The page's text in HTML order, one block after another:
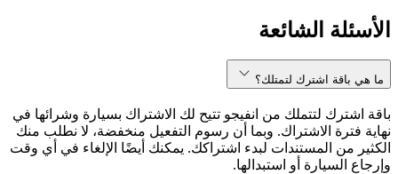
الأسئلة الشائعة
ما هي باقة اشترك لتمتلك؟
باقة اشترك لتتملك من انفيجو تتيح لك الاشتراك بسيارة وشرائها في
نهاية فترة الاشتراك. وبما أن رسوم التفعيل منخفضة، لا نطلب منك
الكثير من المستندات لبدء اشتراكك. يمكنك أيضًا الإلغاء في أي وقت
وإرجاع السيارة أو استبدالها.